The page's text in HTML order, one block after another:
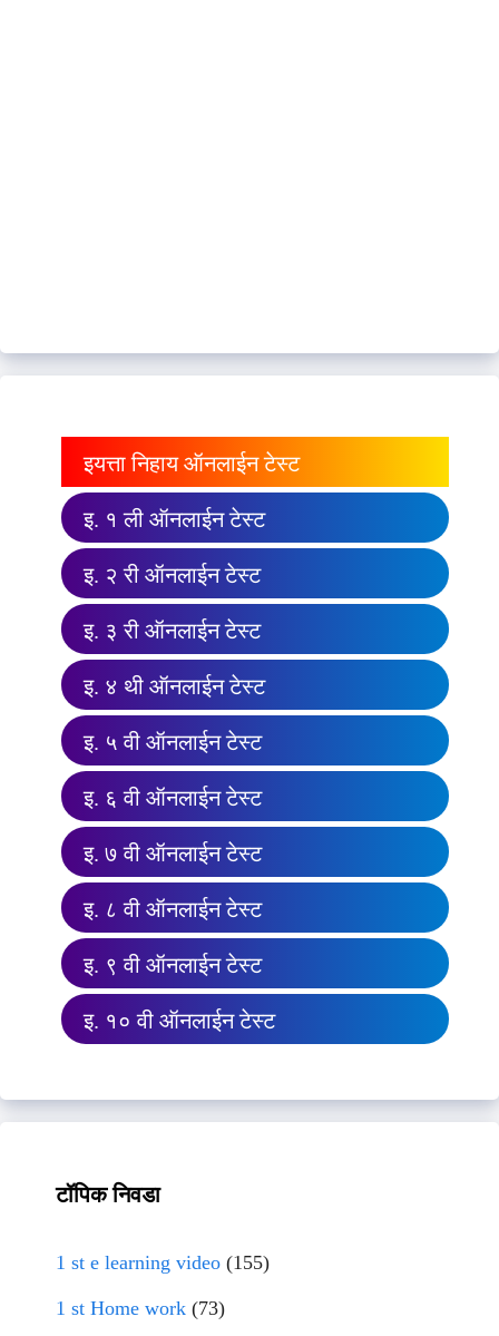
इयत्ता निहाय ऑनलाईन टेस्ट
इ. १ ली ऑनलाईन टेस्ट
इ. २ री ऑनलाईन टेस्ट
इ. ३ री ऑनलाईन टेस्ट
इ. ४ थी ऑनलाईन टेस्ट
इ. ५ वी ऑनलाईन टेस्ट
इ. ६ वी ऑनलाईन टेस्ट
इ. ७ वी ऑनलाईन टेस्ट
इ. ८ वी ऑनलाईन टेस्ट
इ. ९ वी ऑनलाईन टेस्ट
इ. १० वी ऑनलाईन टेस्ट
टॉपिक निवडा
1 st e learning video (155)
1 st Home work (73)